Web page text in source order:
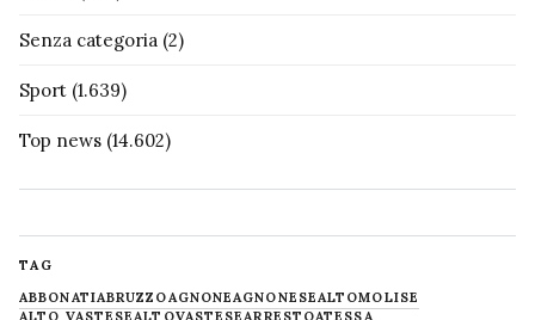
Senza categoria (2)
Sport (1.639)
Top news (14.602)
TAG
ABBONATIABRUZZOAGNONEAGNONESEALTOMOLISE
ALTO VASTESEALTOVASTESEARRESTOATESSA